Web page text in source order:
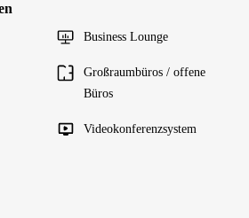
Business Lounge
Großraumbüros / offene
Büros
Videokonferenzsystem